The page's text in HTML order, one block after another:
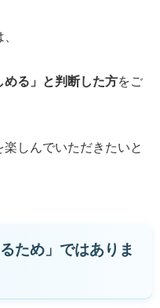
める」と判断した方をご
しんでいただきたいと
ため」ではありま